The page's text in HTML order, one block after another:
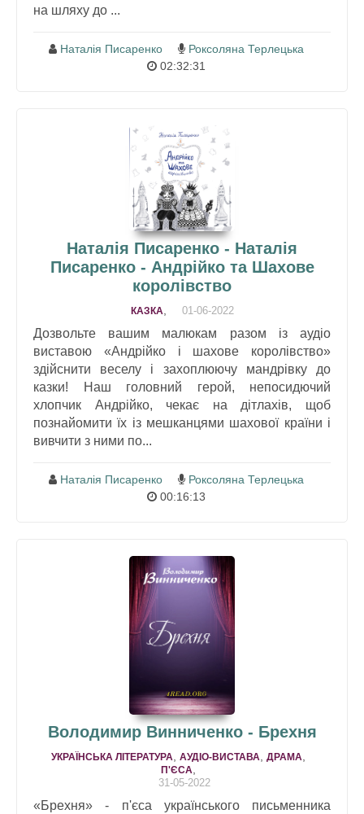
на шляху до ...
Наталія Писаренко
Роксоляна Терлецька
02:32:31
Наталія Писаренко - Наталія
Писаренко - Андрійко та Шахове
королівство
КАЗКА 01-06-2022
Дозвольте вашим малюкам разом із аудіо
виставою «Андрійко і шахове королівство»
здійснити веселу і захоплюючу мандрівку до
казки! Наш головний герой, непосидючий
хлопчик Андрійко, чекає на дітлахів, щоб
познайомити їх із мешканцями шахової країни і
вивчити з ними по...
Наталія Писаренко
Роксоляна Терлецька
00:16:13
Володимир Винниченко - Брехня
УКРАЇНСЬКА ЛІТЕРАТУРА АУДІО-ВИСТАВА ДРАМA
П'ЄСА
31-05-2022
«Брехня» - п'єса українського письменника